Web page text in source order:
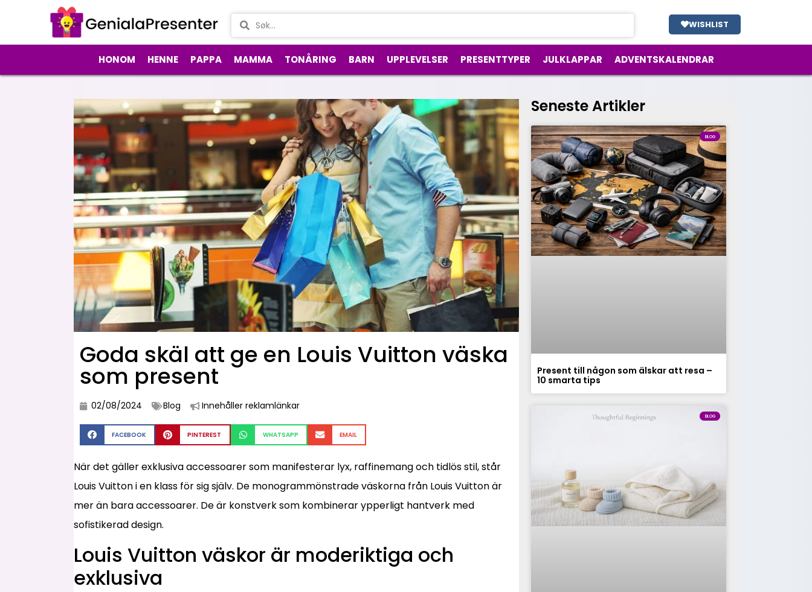
WISHLIST
HONOM HENNE PAPPA MAMMA TONÅRING BARN UPPLEVELSER PRESENTTYPER JULKLAPPAR ADVENTSKALENDRAR
Goda skäl att ge en Louis Vuitton väska
som present
02/08/2024 Blog Innehåller reklamlänkar
FACEBOOK PINTEREST WHATSAPP EMAIL
När det gäller exklusiva accessoarer som manifesterar lyx, raffinemang och tidlös stil, står
Louis Vuitton i en klass för sig själv. De monogrammönstrade väskorna från Louis Vuitton är
mer än bara accessoarer. De är konstverk som kombinerar ypperligt hantverk med
sofistikerad design.
Louis Vuitton väskor är moderiktiga och
exklusiva
Seneste Artikler
BLOG
Present till någon som älskar att resa –
10 smarta tips
BLOG